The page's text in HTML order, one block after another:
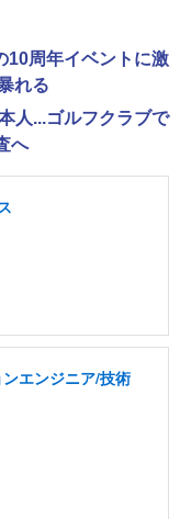
10周年イベントに激
れる
人...ゴルフクラブで
へ
エンジニア/技術